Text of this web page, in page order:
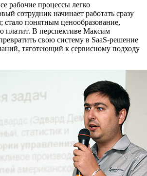
рабочие процессы легко
сотрудник начинает работать сразу
стало понятным ценообразование,
платит. В перспективе Максим
свою систему в SaaS-решение
тяготеющий к сервисному подходу